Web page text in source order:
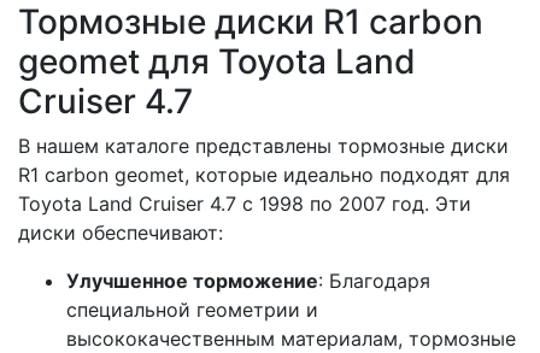
Тормозные диски R1 carbon
geomet для Toyota Land
Cruiser 4.7
В нашем каталоге представлены тормозные диски
R1 carbon geomet, которые идеально подходят для
Toyota Land Cruiser 4.7 с 1998 по 2007 год. Эти
диски обеспечивают:
Улучшенное торможение: Благодаря
специальной геометрии и
высококачественным материалам, тормозные